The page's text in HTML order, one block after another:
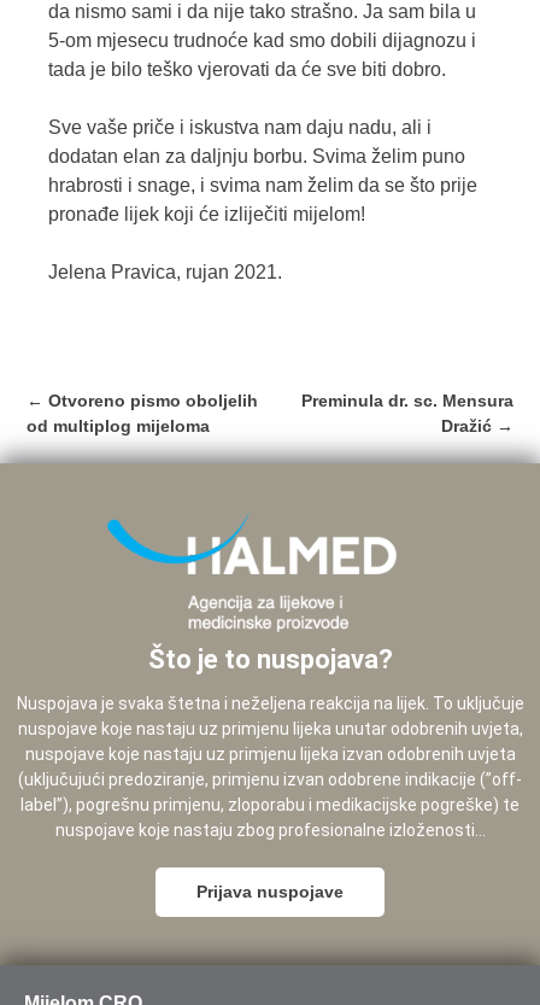
da nismo sami i da nije tako strašno. Ja sam bila u
5-om mjesecu trudnoće kad smo dobili dijagnozu i
tada je bilo teško vjerovati da će sve biti dobro.
Sve vaše priče i iskustva nam daju nadu, ali i
dodatan elan za daljnju borbu. Svima želim puno
hrabrosti i snage, i svima nam želim da se što prije
pronađe lijek koji će izliječiti mijelom!
Jelena Pravica, rujan 2021.
Post
navigation
← Otvoreno pismo oboljelih
od multiplog mijeloma
Preminula dr. sc. Mensura
Dražić →
Što je to nuspojava?
Nuspojava je svaka štetna i neželjena reakcija na lijek. To uključuje
nuspojave koje nastaju uz primjenu lijeka unutar odobrenih uvjeta,
nuspojave koje nastaju uz primjenu lijeka izvan odobrenih uvjeta
(uključujući predoziranje, primjenu izvan odobrene indikacije (”off-
label”), pogrešnu primjenu, zloporabu i medikacijske pogreške) te
nuspojave koje nastaju zbog profesionalne izloženosti...
Prijava nuspojave